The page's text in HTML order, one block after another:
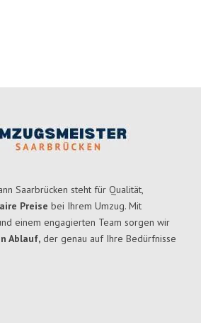
Saarbrücken steht für Qualität,
Preise bei Ihrem Umzug. Mit
einem engagierten Team sorgen wir
Ablauf, der genau auf Ihre Bedürfnisse